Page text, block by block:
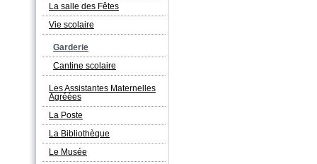
La salle des Fêtes
Vie scolaire
Garderie
Cantine scolaire
Les Assistantes Maternelles
Agréées
La Poste
La Bibliothèque
Le Musée